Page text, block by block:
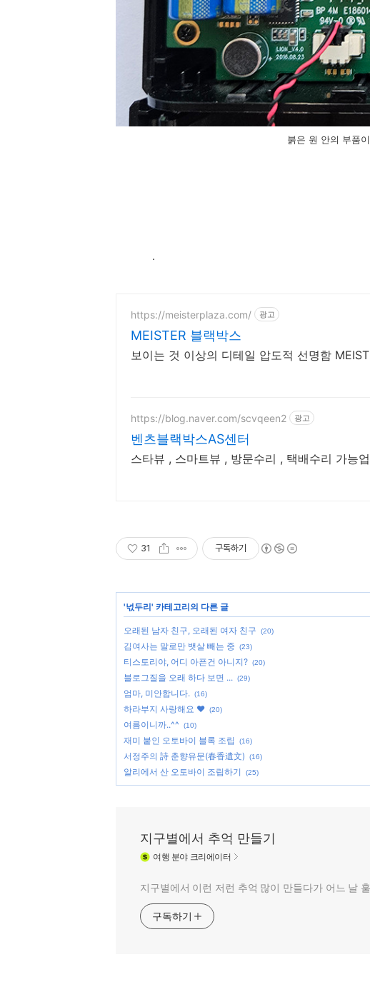
붉은 원 안의 부품
.
https://meisterplaza.com/ 광고
MEISTER 블랙박스
보이는 것 이상의 디테일 압도적 선명함
https://blog.naver.com/scvqeen2 광고
벤츠블랙박스AS센터
스타뷰 , 스마트뷰 , 방문수리 , 택배수리 가능
31 구독하기
'넋두리' 카테고리의 다른 글
오래된 남자 친구, 오래된 여자 친구 (20)
김여사는 말로만 뱃살 빼는 중
(23)
티스토리야, 어디 아픈건 아니지? (20)
블로그질을 오래 하다 보면 ... (29)
엄마, 미안합니다. (16)
하라부지 사랑해요 ♥ (20)
여름이니까..^^
(10)
재미 붙인 오토바이 블록 조립
(16)
서정주의 詩 춘향유문(春香遺文)
(16)
알리에서 산 오토바이 조립하기
(25)
지구별에서 추억 만들기
여행 분야 크리에이터
지구별에서 이런 저런 추억 많이 만들다가 어느 날
구독하기